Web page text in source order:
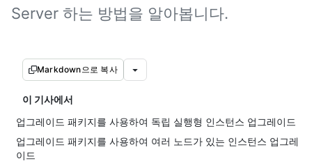
Server 하는 방법을 알아봅니다.
Markdown으로 복사
이 기사에서
업그레이드 패키지를 사용하여 독립 실행형 인스턴스 업그레이드
업그레이드 패키지를 사용하여 여러 노드가 있는 인스턴스 업그레
이드